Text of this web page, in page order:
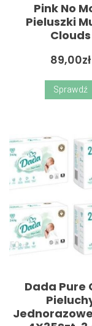
Pink No
Pieluszki
Clouds
89,00zł
Sprawdź
Dada Pure